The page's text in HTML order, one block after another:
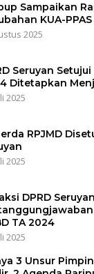
Sampaikan
KUA-
2025
Seruyan
Ditetapkan
2025
RPJMD
2025
DPRD
TA 2024
2025
3 Unsur